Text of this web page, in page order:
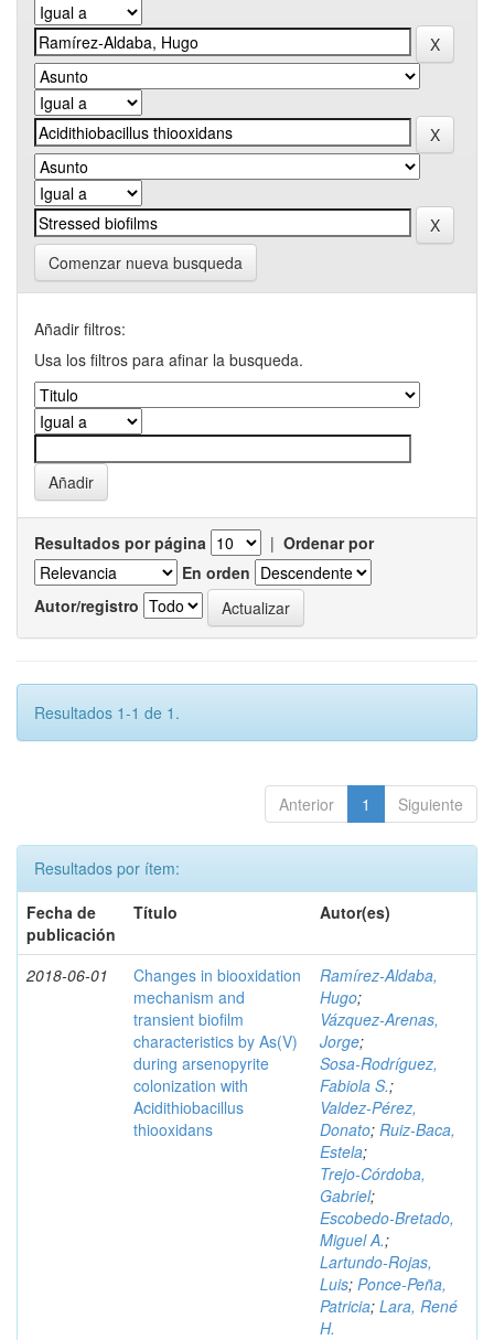
Comenzar nueva busqueda
Añadir filtros:
Usa los filtros para afinar la busqueda.
Resultados por página | Ordenar por
En orden
Autor/registro
Resultados 1-1 de 1.
Anterior 1 Siguiente
Resultados por ítem:
Fecha de
publicación
Título Autor(es)
2018-06-01
Changes in biooxidation
mechanism and
transient biofilm
characteristics by As(V)
during arsenopyrite
colonization with
Acidithiobacillus
thiooxidans
Ramírez‑Aldaba,
Hugo;
Vázquez‑Arenas,
Jorge;
Sosa‑Rodríguez,
Fabiola S.;
Valdez‑Pérez,
Donato; Ruiz‑Baca,
Estela;
Trejo‑Córdoba,
Gabriel;
Escobedo‑Bretado,
Miguel A.;
Lartundo‑Rojas,
Luis; Ponce‑Peña,
Patricia; Lara, René
H.